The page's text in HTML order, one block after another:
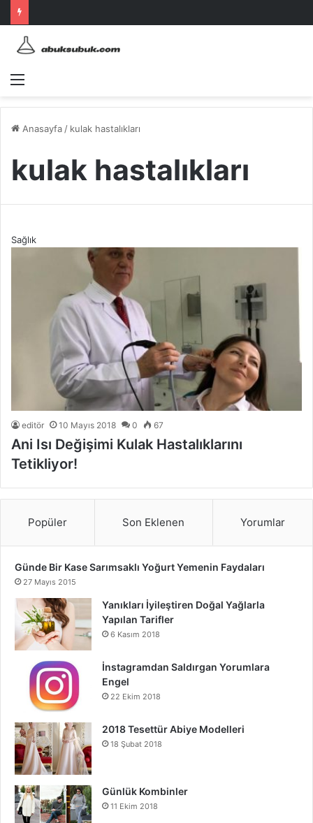
Menü
Anasayfa / kulak hastalıkları
kulak hastalıkları
Sağlık
editör 10 Mayıs 2018 0 67
Ani Isı Değişimi Kulak Hastalıklarını
Tetikliyor!
Popüler Son Eklenen Yorumlar
Günde Bir Kase Sarımsaklı Yoğurt Yemenin Faydaları
27 Mayıs 2015
Yanıkları İyileştiren Doğal Yağlarla
Yapılan Tarifler
6 Kasım 2018
İnstagramdan Saldırgan Yorumlara
Engel
22 Ekim 2018
2018 Tesettür Abiye Modelleri
18 Şubat 2018
Günlük Kombinler
11 Ekim 2018